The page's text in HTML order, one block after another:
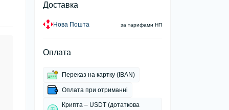
Доставка
Нова Пошта за тарифами НП
Оплата
Переказ на картку (IBAN)
Оплата при отриманні
Крипта – USDT (дотаткова